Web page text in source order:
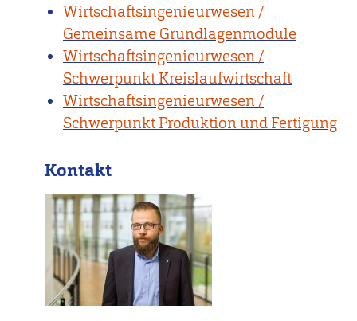
Wirtschaftsingenieurwesen /
Gemeinsame Grundlagenmodule
Wirtschaftsingenieurwesen /
Schwerpunkt Kreislaufwirtschaft
Wirtschaftsingenieurwesen /
Schwerpunkt Produktion und Fertigung
Kontakt